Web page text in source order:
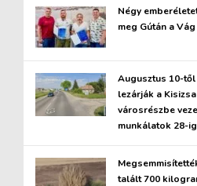
Négy
meg Gútán a
Augusztus 10-
lezárják a Kisizsa
városrészbe
munkálatok 28-
talált 700